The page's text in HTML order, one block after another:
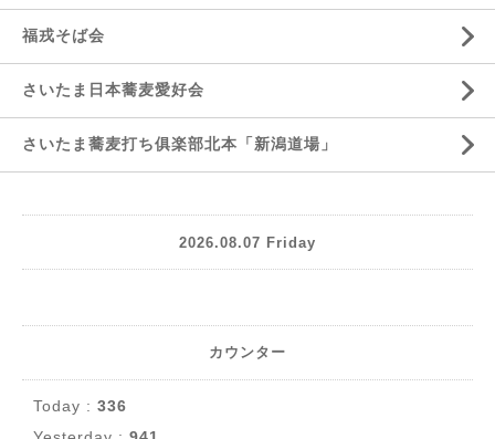
福戎そば会
さいたま日本蕎麦愛好会
さいたま蕎麦打ち俱楽部北本「新潟道場」
2026.08.07 Friday
カウンター
Today : 336